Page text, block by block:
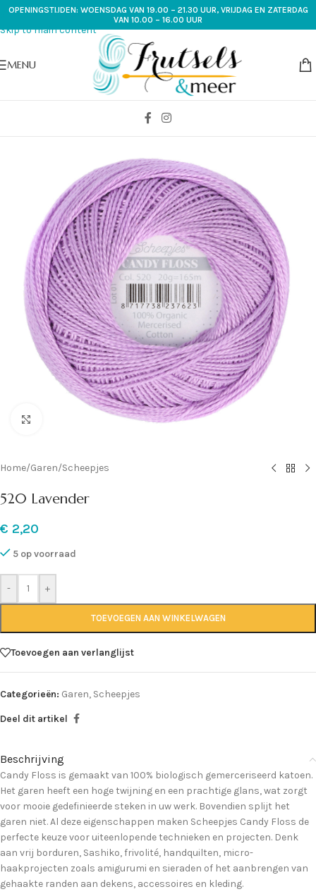
Skip to navigation
Skip to main content
OPENINGSTIJDEN: WOENSDAG VAN 19.00 – 21.30 UUR, VRIJDAG EN ZATERDAG
VAN 10.00 – 16.00 UUR
MENU
Klik om te vergroten
Home/Garen/Scheepjes
520 Lavender
€ 2,20
5 op voorraad
- +
TOEVOEGEN AAN WINKELWAGEN
Toevoegen aan verlanglijst
Categorieën: Garen, Scheepjes
Deel dit artikel
Beschrijving
Candy Floss is gemaakt van 100% biologisch gemerceriseerd katoen.
Het garen heeft een hoge twijning en een prachtige glans, wat zorgt
voor mooie gedefinieerde steken in uw werk. Bovendien splijt het
garen niet. Al deze eigenschappen maken Scheepjes Candy Floss de
perfecte keuze voor uiteenlopende technieken en projecten. Denk
aan vrij borduren, Sashiko, frivolité, handquilten, micro-
haakprojecten zoals amigurumi en sieraden of het aanbrengen van
gehaakte randen aan dekens, accessoires en kleding.